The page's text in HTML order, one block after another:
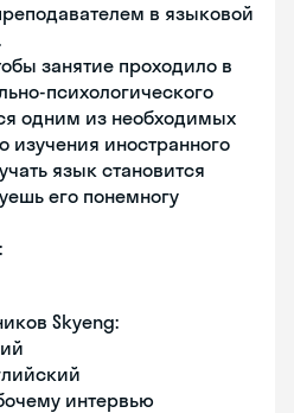
в языковой
занятие проходило в
психологического
одним из необходимых
изучения иностранного
язык становится
его понемногу
Skyeng:
интервью